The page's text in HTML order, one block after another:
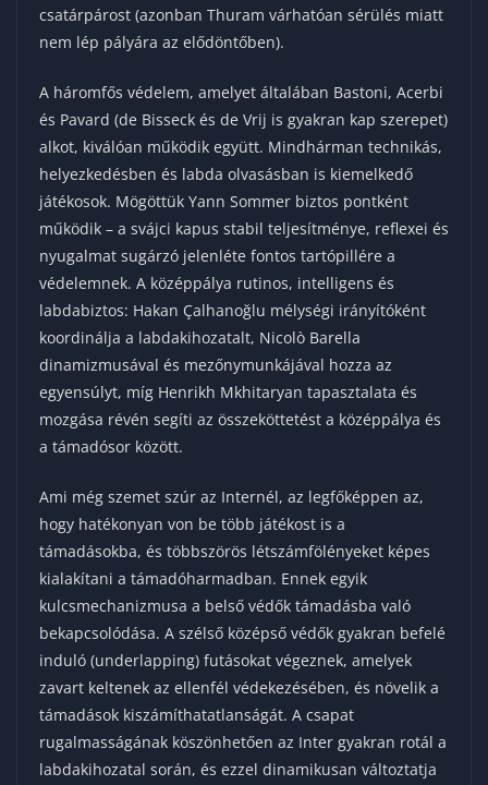
csatárpárost (azonban Thuram várhatóan sérülés miatt
nem lép pályára az elődöntőben).
A háromfős védelem, amelyet általában Bastoni, Acerbi
és Pavard (de Bisseck és de Vrij is gyakran kap szerepet)
alkot, kiválóan működik együtt. Mindhárman technikás,
helyezkedésben és labda olvasásban is kiemelkedő
játékosok. Mögöttük Yann Sommer biztos pontként
működik – a svájci kapus stabil teljesítménye, reflexei és
nyugalmat sugárzó jelenléte fontos tartópillére a
védelemnek. A középpálya rutinos, intelligens és
labdabiztos: Hakan Çalhanoğlu mélységi irányítóként
koordinálja a labdakihozatalt, Nicolò Barella
dinamizmusával és mezőnymunkájával hozza az
egyensúlyt, míg Henrikh Mkhitaryan tapasztalata és
mozgása révén segíti az összeköttetést a középpálya és
a támadósor között.
Ami még szemet szúr az Internél, az legfőképpen az,
hogy hatékonyan von be több játékost is a
támadásokba, és többszörös létszámfölényeket képes
kialakítani a támadóharmadban. Ennek egyik
kulcsmechanizmusa a belső védők támadásba való
bekapcsolódása. A szélső középső védők gyakran befelé
induló (underlapping) futásokat végeznek, amelyek
zavart keltenek az ellenfél védekezésében, és növelik a
támadások kiszámíthatatlanságát. A csapat
rugalmasságának köszönhetően az Inter gyakran rotál a
labdakihozatal során, és ezzel dinamikusan változtatja